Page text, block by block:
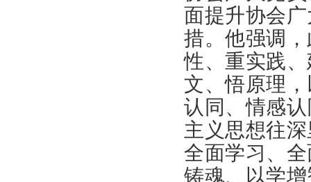
面提升协会
措。他强调
性、重实践
文、悟原理
认同、情感
主义思想往
全面学习、
铸魂、以学